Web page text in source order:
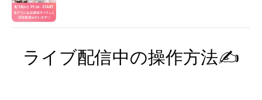
ライブ配信中の操作方法✍️